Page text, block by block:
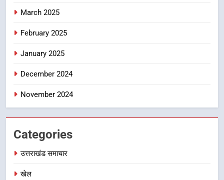
8
March 2025
February 2025
January 2025
December 2024
November 2024
Categories
उत्तराखंड समाचार
खेल